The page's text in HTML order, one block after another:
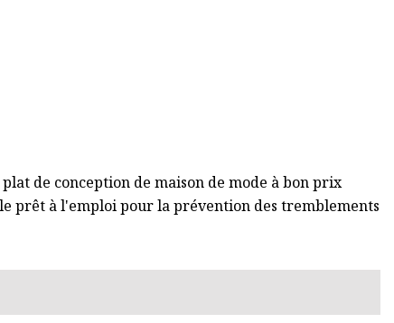
de conception de maison de mode à bon prix
prêt à l'emploi pour la prévention des tremblements